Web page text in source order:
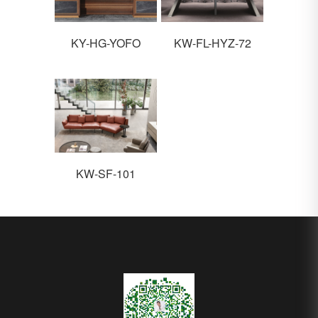
KY-HG-YOFO KW-FL-HYZ-72
KW-SF-101